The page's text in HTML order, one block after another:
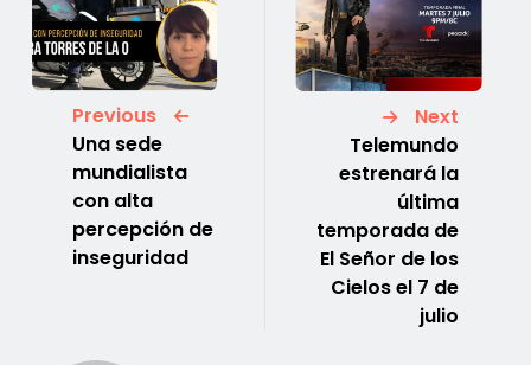
Previous
Una sede
mundialista
con alta
percepción de
inseguridad
Next
Telemundo
estrenará la
última
temporada de
El Señor de los
Cielos el 7 de
julio